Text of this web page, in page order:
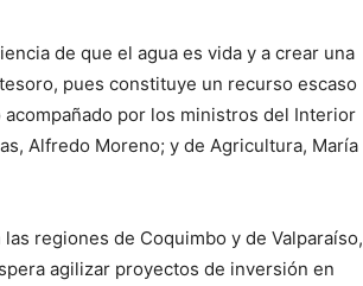
de que el agua es vida y a crear una
pues constituye un recurso escaso
por los ministros del Interior
Alfredo Moreno; y de Agricultura, María
regiones de Coquimbo y de Valparaíso,
agilizar proyectos de inversión en